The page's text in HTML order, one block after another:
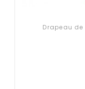
Drapeau